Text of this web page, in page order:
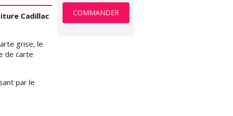
Cadillac
grise, le
de carte
par le
COMMANDER